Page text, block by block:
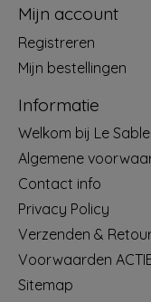
Mijn account
Registreren
Mijn bestellingen
Informatie
Welkom bij Le Sable
Algemene
Contact info
Privacy Policy
Verzenden &
Voorwaarden
Sitemap